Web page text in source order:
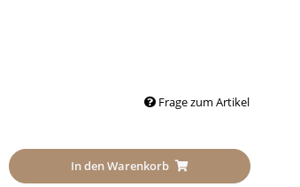
Frage zum Artikel
In den Warenkorb